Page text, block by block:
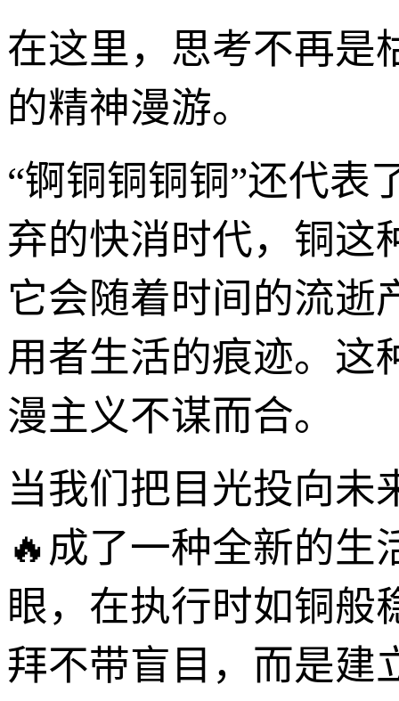
在这里，思考不再是
的精神漫游。
“锕铜铜铜铜”还代表
弃的快消时代，铜这
它会随着时间的流逝
用者生活的痕迹。这
漫主义不谋而合。
当我们把目光投向未
🔥成了一种全新的生
眼，在执行时如铜般
拜不带盲目，而是建